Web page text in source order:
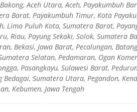
Aceh Utara, Aceh, Payakumbuh
Barat, Payakumbuh Timur, Kota
Lima Puluh Kota, Sumatera Barat,
Riau, Payung Sekaki, Solok, Sumatera
Bekasi, Jawa Barat, Pecalungan,
Selatan, Pedamaran, Ogan
Pasangkayu, Sulawesi Barat,
Sumatera Utara, Pegandon,
Kebumen, Jawa Tengah